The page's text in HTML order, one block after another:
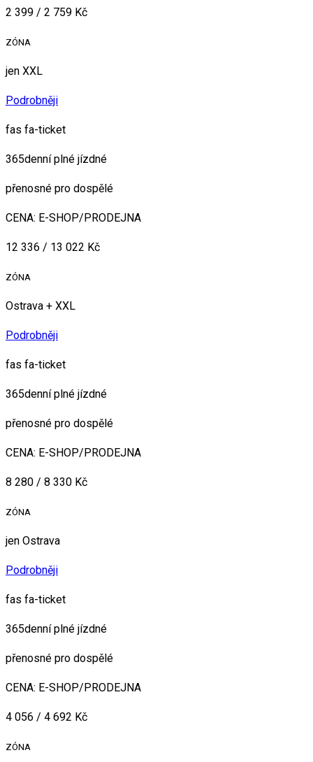
2 399 / 2 759 Kč
ZÓNA
jen XXL
Podrobněji
fas fa-ticket
365denní plné jízdné
přenosné pro dospělé
CENA: E-SHOP/PRODEJNA
12 336 / 13 022 Kč
ZÓNA
Ostrava + XXL
Podrobněji
fas fa-ticket
365denní plné jízdné
přenosné pro dospělé
CENA: E-SHOP/PRODEJNA
8 280 / 8 330 Kč
ZÓNA
jen Ostrava
Podrobněji
fas fa-ticket
365denní plné jízdné
přenosné pro dospělé
CENA: E-SHOP/PRODEJNA
4 056 / 4 692 Kč
ZÓNA